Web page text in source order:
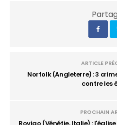
ARTICLE
Norfolk (Angleterre) : 3
contre les
PROCHAIN
Rovigo (Vénétie, Italie) :